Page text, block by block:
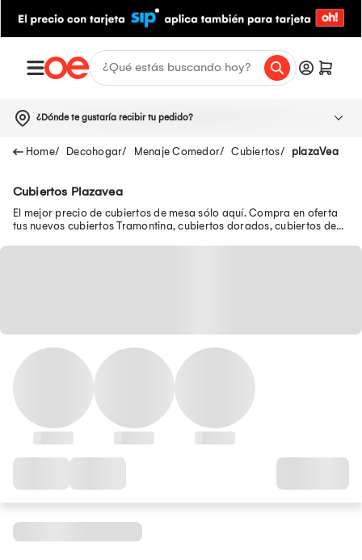
¿Dónde te gustaría recibir tu pedido?
Decohogar Menaje Comedor Cubiertos plazaVea
Cubiertos Plazavea
El mejor precio de cubiertos de mesa sólo aquí. Compra en oferta
tus nuevos cubiertos Tramontina, cubiertos dorados, cubiertos de